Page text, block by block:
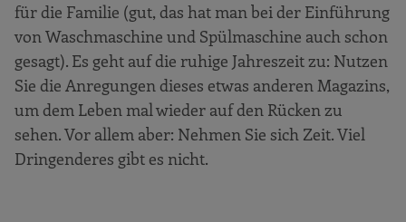
für die Familie (gut, das hat man bei der Einführung
von Waschmaschine und Spülmaschine auch schon
gesagt). Es geht auf die ruhige Jahreszeit zu: Nutzen
Sie die Anregungen dieses etwas anderen Magazins,
um dem Leben mal wieder auf den Rücken zu
sehen. Vor allem aber: Nehmen Sie sich Zeit. Viel
Dringenderes gibt es nicht.